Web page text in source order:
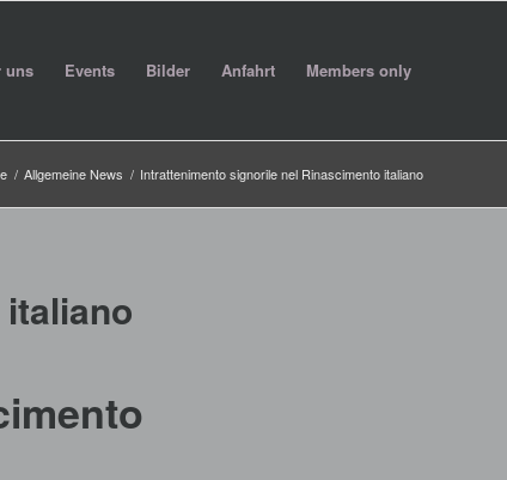
uns Events Bilder Anfahrt Members only
/ Allgemeine News / Intrattenimento signorile nel Rinascimento italiano